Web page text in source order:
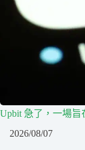
Upbit 急了，一場
2026/08/07